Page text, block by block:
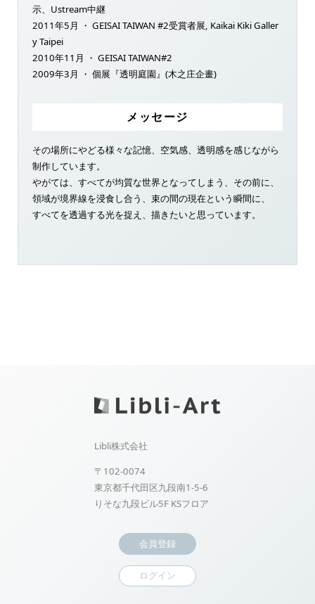
示、Ustream中継
2011年5月 ・ GEISAI TAIWAN #2受賞者展, Kaikai Kiki Galler
y Taipei
2010年11月 ・ GEISAI TAIWAN#2
2009年3月 ・ 個展『透明庭園』(木之庄企畫)
メッセージ
その場所にやどる様々な記憶、空気感、透明感を感じながら
制作しています。
やがては、すべてが均質な世界となってしまう、その前に、
領域が境界線を浸食し合う、束の間の現在という瞬間に、
すべてを透過する光を捉え、描きたいと思っています。
Libli株式会社
〒102-0074
東京都千代田区九段南1-5-6
りそな九段ビル5F KSフロア
会員登録
ログイン